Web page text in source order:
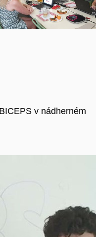
v nádherném